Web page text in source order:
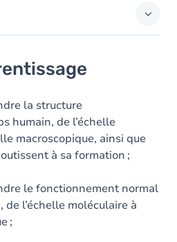
la structure
humain, de l’échelle
macroscopique, ainsi que
à sa formation ;
le fonctionnement normal
de l’échelle moléculaire à
;